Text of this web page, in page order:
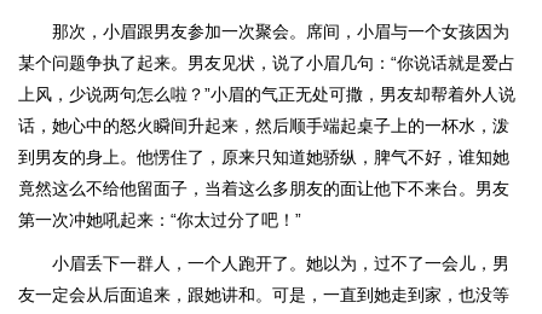
那次，小眉跟男友参加一次聚会。席间，小眉与一个女孩因为
某个问题争执了起来。男友见状，说了小眉几句：“你说话就是爱占
上风，少说两句怎么啦？”小眉的气正无处可撒，男友却帮着外人说
话，她心中的怒火瞬间升起来，然后顺手端起桌子上的一杯水，泼
到男友的身上。他愣住了，原来只知道她骄纵，脾气不好，谁知她
竟然这么不给他留面子，当着这么多朋友的面让他下不来台。男友
第一次冲她吼起来：“你太过分了吧！”
小眉丢下一群人，一个人跑开了。她以为，过不了一会儿，男
友一定会从后面追来，跟她讲和。可是，一直到她走到家，也没等